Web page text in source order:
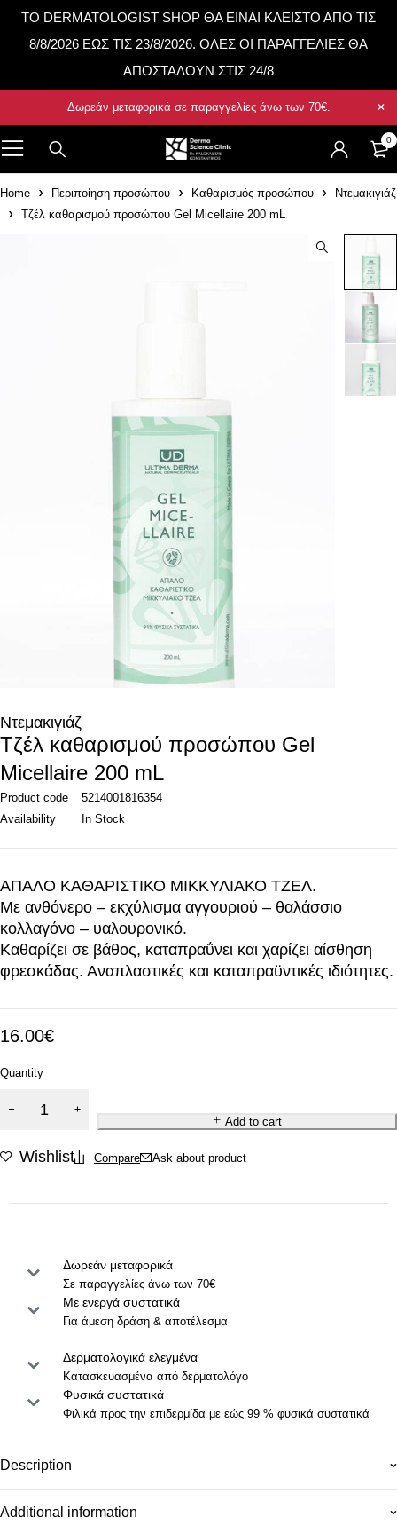
TO DERMATOLOGIST SHOP ΘΑ ΕΙΝΑΙ ΚΛΕΙΣΤΟ ΑΠΟ ΤΙΣ
8/8/2026 ΕΩΣ ΤΙΣ 23/8/2026. ΟΛΕΣ ΟΙ ΠΑΡΑΓΓΕΛΙΕΣ ΘΑ
ΑΠΟΣΤΑΛΟΥΝ ΣΤΙΣ 24/8
Δωρεάν μεταφορικά σε παραγγελίες άνω των 70€.
0
Home Περιποίηση προσώπου Καθαρισμός προσώπου
Ντεμακιγιάζ
Τζέλ καθαρισμού προσώπου Gel Micellaire 200 mL
Ντεμακιγιάζ
Τζέλ καθαρισμού προσώπου Gel
Micellaire 200 mL
Product code
5214001816354
Availability
In Stock
AΠΑΛΟ ΚΑΘΑΡΙΣΤΙΚΟ ΜΙΚΚΥΛΙΑΚΟ ΤΖΕΛ.
Με ανθόνερο – εκχύλισμα αγγουριού – θαλάσσιο
κολλαγόνο – υαλουρονικό.
Καθαρίζει σε βάθος, καταπραΰνει και χαρίζει αίσθηση
φρεσκάδας. Αναπλαστικές και καταπραϋντικές ιδιότητες.
16.00€
Quantity
Add to cart
Wishlist Compare Ask about product
Δωρεάν μεταφορικά
Σε παραγγελίες άνω των 70€
Με ενεργά συστατικά
Για άμεση δράση & αποτέλεσμα
Δερματολογικά ελεγμένα
Κατασκευασμένα από δερματολόγο
Φυσικά συστατικά
Φιλικά προς την επιδερμίδα με εώς 99 % φυσικά συστατικά
Description
Additional information